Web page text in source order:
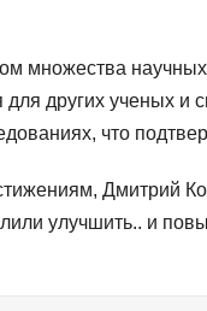
множества
других ученых и
что
Дмитрий
улучшить.. и